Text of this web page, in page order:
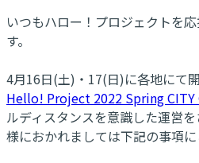
いつもハロー！プロジェクトを
す。
4月16日(土)・17(日)に各地にて
Hello! Project 2022 Spring CITY
ルディスタンスを意識した運営
様におかれましては下記の事項に